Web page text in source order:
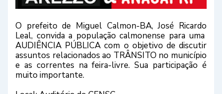
O prefeito de Miguel Calmon-BA, José Ricardo
Leal, convida a população calmonense para uma
AUDIÊNCIA PÚBLICA com o objetivo de discutir
assuntos relacionados ao TRÂNSITO no município
e as correntes na feira-livre. Sua participação é
muito importante.